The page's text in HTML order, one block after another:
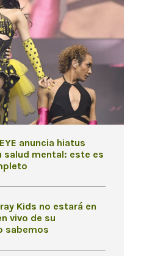
anuncia hiatus
salud mental: este es
Kids no estará en
vivo de su
sabemos